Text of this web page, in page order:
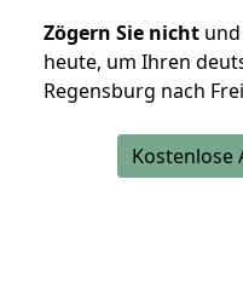
Zögern Sie nicht
heute, um Ihren
Regensburg nach
Kostenlose